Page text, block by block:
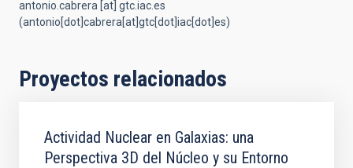
antonio.cabrera [at] gtc.iac.es
(antonio[dot]cabrera[at]gtc[dot]iac[dot]es)
Proyectos relacionados
Actividad Nuclear en Galaxias: una
Perspectiva 3D del Núcleo y su Entorno